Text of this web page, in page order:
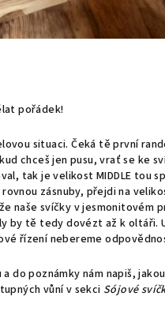
pořádek!
situaci. Čeká tě první
chceš jen pusu, vrať se ke
tak je velikost MIDDLE tou
zásnuby, přejdi na
naše svíčky v jesmonitovém
by tě tedy dovézt až k oltáři.
řízení nebereme
do poznámky nám napiš,
vůní v sekci Sójové